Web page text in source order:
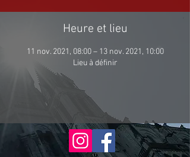
Heure et lieu
11 nov. 2021, 08:00 – 13 nov. 2021, 10:00
Lieu à définir